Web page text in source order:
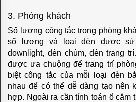
ĐÈN
FEDE
CORDOBA
CRYSTAL
DE
3. Phòng khách
Số lượng công tắc trong phòng
số lượng và loại đèn được sử
downlight, đèn chùm, đèn trang
được ưa chuộng để trang trí
biệt công tắc của mỗi loại đèn
nhau để có thể dễ dàng tạo nên
hợp. Ngoài ra cần tính toán ổ